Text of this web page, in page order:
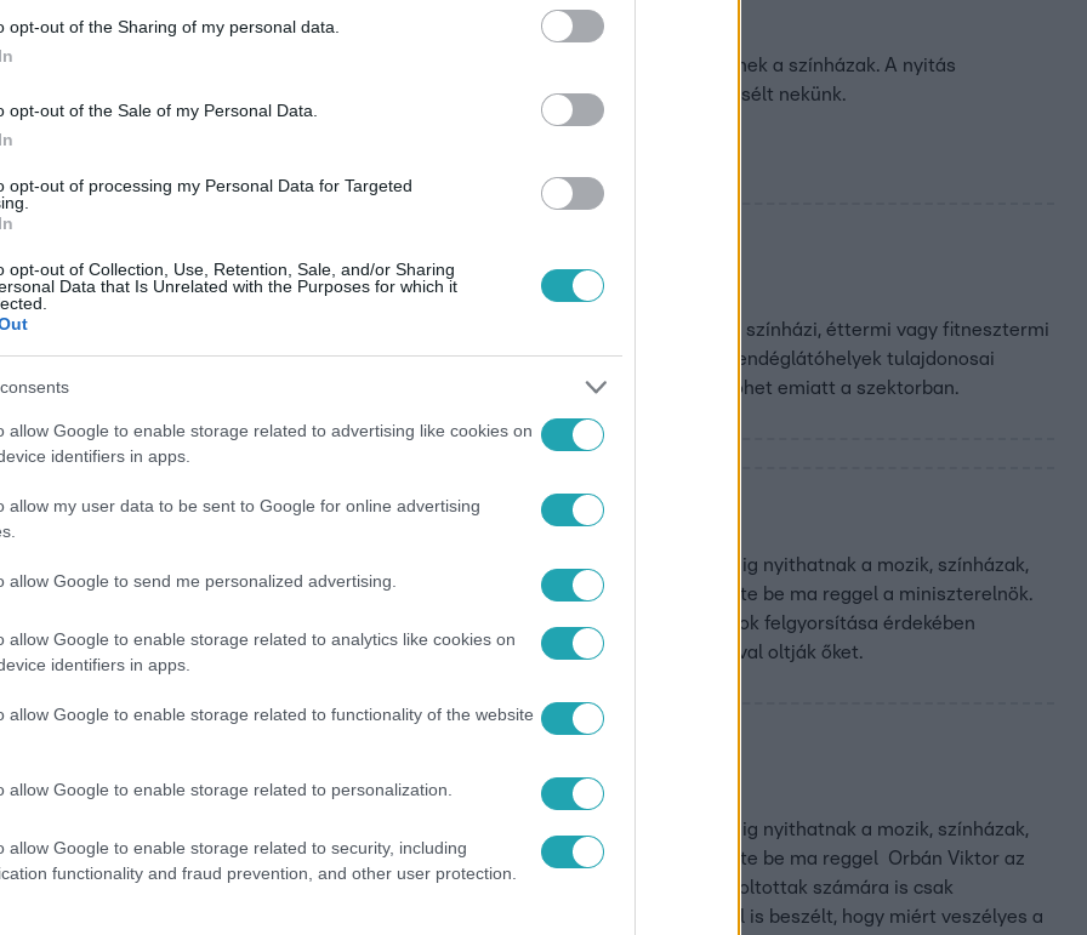
opt-out of the Sharing of my personal data.
opt-out of the Sale of my Personal Data.
opt-out of processing my Personal Data for Targeted
opt-out of Collection, Use, Retention, Sale, and/or Sharing
Data that Is Unrelated with the Purposes for which it
allow Google to enable storage related to advertising like cookies on
identifiers in apps.
allow my user data to be sent to Google for online advertising
allow Google to send me personalized advertising.
allow Google to enable storage related to analytics like cookies on
identifiers in apps.
allow Google to enable storage related to functionality of the website
allow Google to enable storage related to personalization.
allow Google to enable storage related to security, including
functionality and fraud prevention, and other user protection.
könnyű helyzetben a színházak, hiába nyithatnak!
tovább enyhítettek a korlátozásokon: védettségi igazolvánnyal látogathatóak lesznek a színházak. A nyitás
nehézségeiről Bank Tamás, a Játékszín igazgatója és Náray Erika színésznő mesélt nekünk.
szereplők örülnek a nyitásnak
örül a miniszterelnök által jövő hétre ígért nyitásnak. Az általunk megkérdezett színházi, éttermi vagy fitnesztermi
ördög a részletekben rejlik majd, ezért kíváncsian várják a pontos szabályokat. A vendéglátóhelyek tulajdonosai
visszacsábítani az elmúlt hónapokban elvándorolt munkaerőt és akár drágulás is jöhet emiatt a szektorban.
a védettségi igazolványnak
millió beoltott, így szombaton nyithatnak a teraszok, négymilliós átoltottságnál pedig nyithatnak a mozik, színházak,
és szállodák is azok számára, akik rendelkeznek védettségi igazolással - jelentette be ma reggel a miniszterelnök.
ezt a számot akár már a jövő hétre elérhetjük. Az országos tisztifőorvos az oltások felgyorsítása érdekében
el: minden regisztrált időpontot foglalhat, de a jövő héten csak a kínai vakcinával oltják őket.
„Minden nyitás hordoz kockázatot”
millió beoltott, így szombaton nyithatnak a teraszok, négymilliós átoltottságnál pedig nyithatnak a mozik, színházak,
és szállodák is azok számára, akik rendelkeznek védettségi igazolással - jelentette be ma reggel Orbán Viktor az
A víruskutató szerint, amíg nem alakul ki a második oltás utáni teljes védettség, a beoltottak számára is csak
lesz teljesen biztonságos a beltéri rendezvények látogatása. Rusvai Miklós arról is beszélt, hogy miért veszélyes a